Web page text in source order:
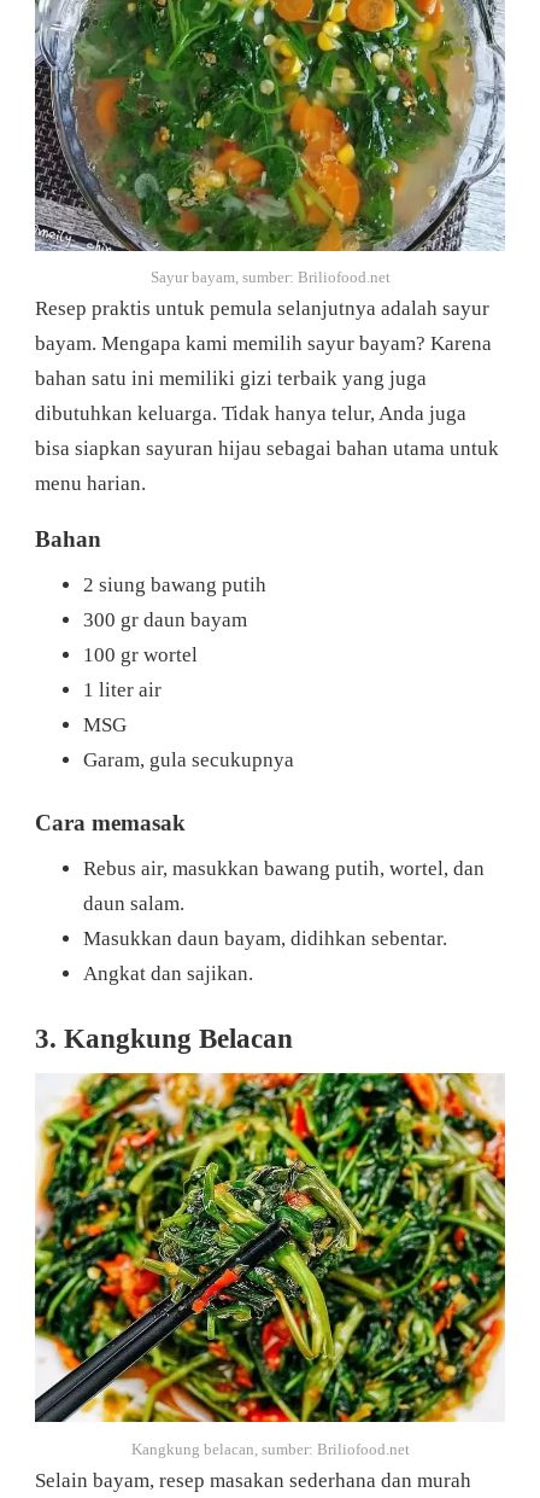
Sayur bayam, sumber: Briliofood.net
Resep praktis untuk pemula selanjutnya adalah sayur
bayam. Mengapa kami memilih sayur bayam? Karena
bahan satu ini memiliki gizi terbaik yang juga
dibutuhkan keluarga. Tidak hanya telur, Anda juga
bisa siapkan sayuran hijau sebagai bahan utama untuk
menu harian.
Bahan
2 siung bawang putih
300 gr daun bayam
100 gr wortel
1 liter air
MSG
Garam, gula secukupnya
Cara memasak
Rebus air, masukkan bawang putih, wortel, dan
daun salam.
Masukkan daun bayam, didihkan sebentar.
Angkat dan sajikan.
3. Kangkung Belacan
Kangkung belacan, sumber: Briliofood.net
Selain bayam, resep masakan sederhana dan murah